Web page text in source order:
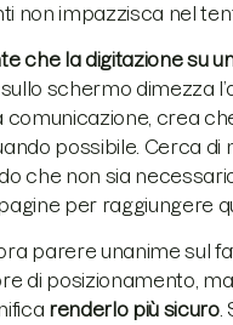
non impazzisca nel
che la digitazione su
schermo dimezza
comunicazione, crea
possibile. Cerca di
che non sia
per raggiungere
parere unanime sul
di posizionamento,
renderlo più sicuro.